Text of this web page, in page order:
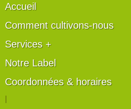
Accueil
Comment cultivons-nous
Services +
Notre Label
Coordonnées & horaires